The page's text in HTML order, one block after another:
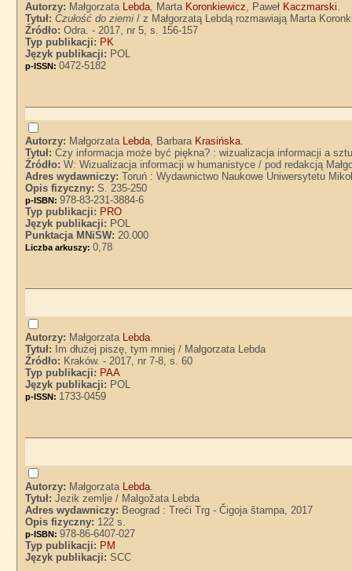
Autorzy: Małgorzata Lebda, Marta Koronkiewicz, Paweł Kaczmarski.
Tytuł:Czułość do ziemi / z Małgorzatą Lebdą rozmawiają Marta
Źródło:Odra. - 2017, nr 5, s. 156-157
Typ publikacji: PK
Język publikacji: POL
p-ISSN:0472-5182
Autorzy: Małgorzata Lebda, Barbara Krasińska.
Tytuł:Czy informacja może być piękna? : wizualizacja informacji a
Źródło:W: Wizualizacja informacji w humanistyce / pod redakcją
Adres wydawniczy:Toruń : Wydawnictwo Naukowe Uniwersytetu
Opis fizyczny:S. 235-250
p-ISBN:978-83-231-3884-6
Typ publikacji: PRO
Język publikacji: POL
Punktacja MNiSW:20.000
Liczba arkuszy:0,78
Autorzy: Małgorzata Lebda.
Tytuł:
Im dłużej piszę, tym mniej / Małgorzata Lebda
Źródło: Kraków. - 2017, nr 7-8, s. 60
Typ publikacji: PAA
Język publikacji: POL
p-ISSN: 1733-0459
Autorzy: Małgorzata Lebda.
Tytuł:Jezik zemlje / Malgožata Lebda
Adres wydawniczy: Beograd : Treći Trg - Čigoja štampa, 2017
Opis fizyczny: 122 s.
p-ISBN:978-86-6407-027
Typ publikacji: PM
Język publikacji:SCC